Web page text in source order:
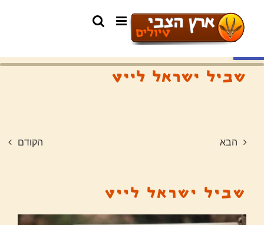
פתח סרגל נגישות
שביל ישראל לייט
הקודם הבא
שביל ישראל לייט